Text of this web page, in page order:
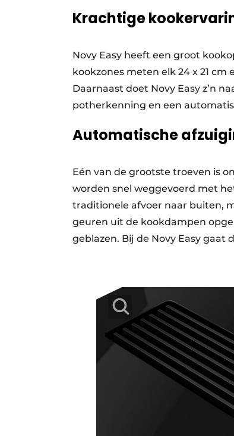
Krachtige
Novy Easy heeft een groot
kookzones meten elk 24 x 21
Daarnaast doet Novy Easy z’n
potherkenning en een
Automatische
Eén van de grootste troeven is
worden snel weggevoerd met
traditionele afvoer naar buiten,
geuren uit de kookdampen
geblazen. Bij de Novy Easy